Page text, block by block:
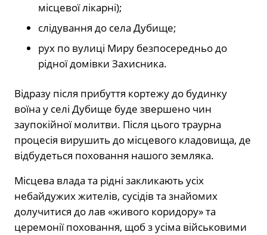
місцевої лікарні);
слідування до села Дубище;
рух по вулиці Миру безпосередньо до
рідної домівки Захисника.
Відразу після прибуття кортежу до будинку
воїна у селі Дубище буде звершено чин
заупокійної молитви. Після цього траурна
процесія вирушить до місцевого кладовища, де
відбудеться поховання нашого земляка.
Місцева влада та рідні закликають усіх
небайдужих жителів, сусідів та знайомих
долучитися до лав «живого коридору» та
церемонії поховання, щоб з усіма військовими